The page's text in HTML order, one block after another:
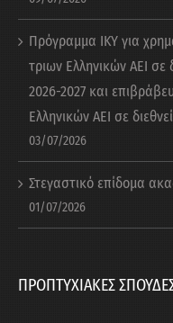
Πρόγραμμα ΙΚΥ για
τριων Ελληνικών ΑΕΙ σε
2026-2027 και
Ελληνικών ΑΕΙ σε
03/07/2026
Στεγαστικό επίδομα
01/07/2026
ΠΡΟΠΤΥΧΙΑΚΕΣ